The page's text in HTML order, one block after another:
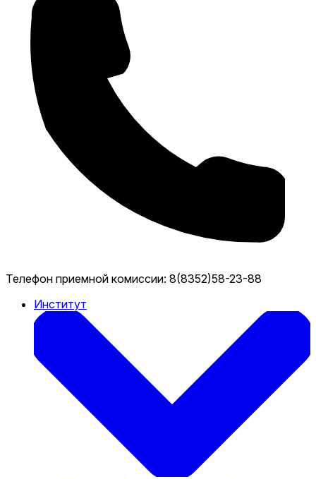
Телефон приемной комиссии: 8(8352)58-23-88
Институт